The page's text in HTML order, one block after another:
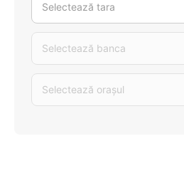
Selectează tara
Selectează banca
Selectează orașul